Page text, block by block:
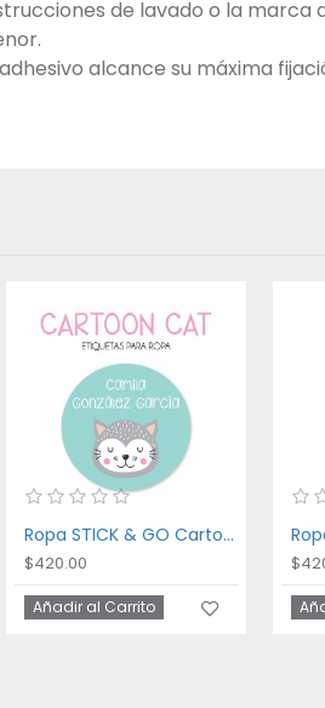
de lavado o la marca
alcance su máxima
Ropa STICK & GO Cartoon Cat
$420.00
Añadir al Carrito